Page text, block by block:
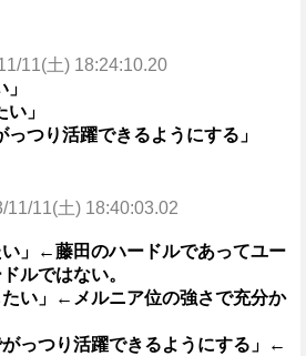
11(土) 18:24:10.20
」
っつり活躍できるようにする」
11/11(土) 18:40:03.02
い」←藤田のハードルであってユー
ルではない。
たい」←メルニア位の強さで充分か
がっつり活躍できるようにする」←